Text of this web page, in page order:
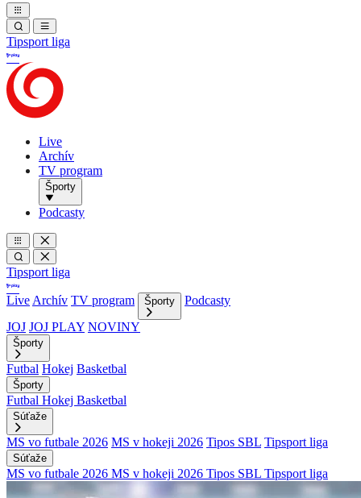
Tipsport liga
Live
Archív
TV program
Športy
Podcasty
Tipsport liga
Live Archív TV program Športy
Podcasty
JOJ JOJ PLAY NOVINY
Športy
Futbal Hokej Basketbal
Športy
Futbal Hokej Basketbal
Súťaže
MS vo futbale 2026 MS v hokeji 2026 Tipos SBL Tipsport liga
Súťaže
MS vo futbale 2026 MS v hokeji 2026 Tipos SBL Tipsport liga